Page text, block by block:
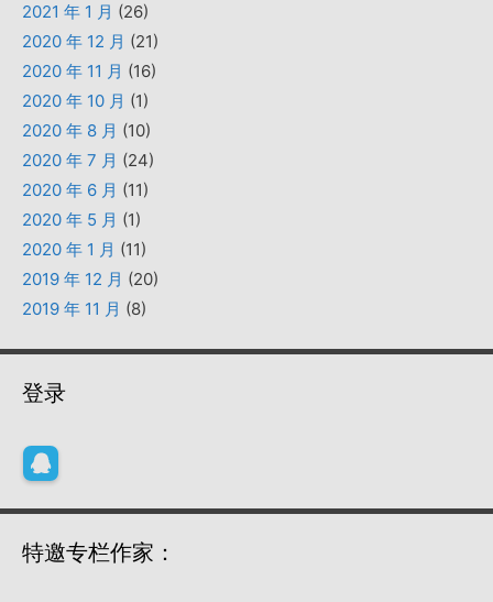
2021 年 1 月 (26)
2020 年 12 月 (21)
2020 年 11 月 (16)
2020 年 10 月 (1)
2020 年 8 月 (10)
2020 年 7 月 (24)
2020 年 6 月 (11)
2020 年 5 月 (1)
2020 年 1 月 (11)
2019 年 12 月 (20)
2019 年 11 月 (8)
登录
特邀专栏作家：